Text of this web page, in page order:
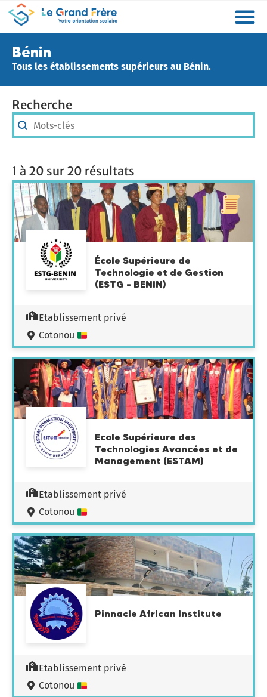
Bénin
Tous les établissements supérieurs au Bénin.
Recherche
Recherche
Recherche
1 à 20 sur 20 résultats
École Supérieure de
Technologie et de Gestion
(ESTG – BENIN)
Etablissement privé
Cotonou
Ecole Supérieure des
Technologies Avancées et de
Management (ESTAM)
Etablissement privé
Cotonou
Pinnacle African Institute
Etablissement privé
Cotonou